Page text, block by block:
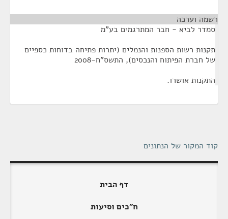
רשמה וערכה
סמדר לביא - חבר המתרגמים בע"מ
תקנות רשות הספנות והנמלים (יתרות פתיחה בדוחות כספיים
של חברת הפיתוח והנכסים), התשס"ח-2008
התקנות אושרו.
קוד המקור של הנתונים
דף הבית
ח"כים וסיעות